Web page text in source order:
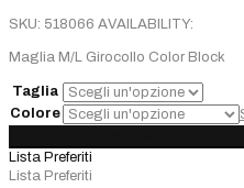
originale
€130,00.
attuale
€78,00.
SKU: 518066 AVAILABILITY:
Maglia M/L Girocollo Color Block
Taglia
Colore
M/L
Girocollo
Lista Preferiti
Lista Preferiti